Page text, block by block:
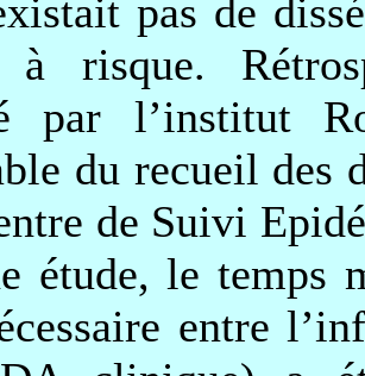
pas de
à risque.
par l’institut
du recueil des
de Suivi
étude, le temps
entre